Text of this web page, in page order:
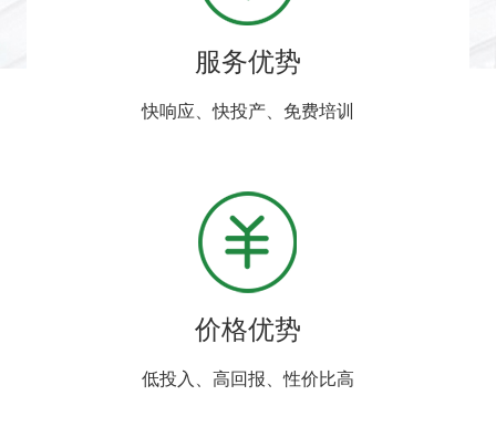
服务优势
快响应、快投产、免费培训
价格优势
低投入、高回报、性价比高